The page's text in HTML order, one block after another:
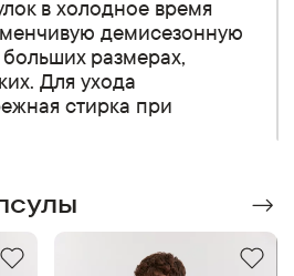
в холодное время
демисезонную
размерах,
Для ухода
стирка при